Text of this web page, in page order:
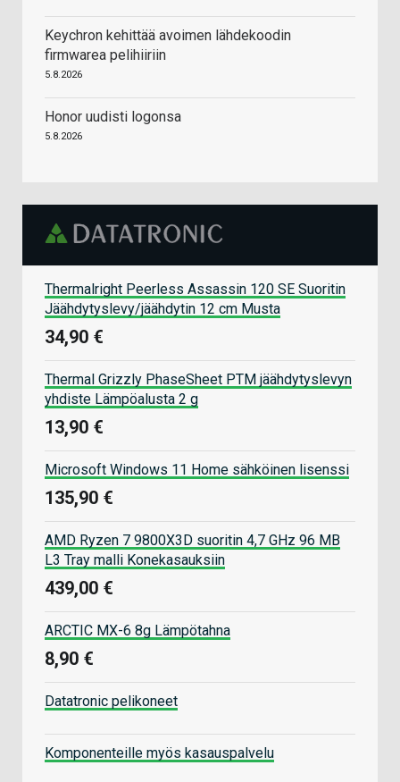
Keychron kehittää avoimen lähdekoodin
firmwarea pelihiiriin
5.8.2026
Honor uudisti logonsa
5.8.2026
Thermalright Peerless Assassin 120 SE Suoritin
Jäähdytyslevy/jäähdytin 12 cm Musta
34,90 €
Thermal Grizzly PhaseSheet PTM jäähdytyslevyn
yhdiste Lämpöalusta 2 g
13,90 €
Microsoft Windows 11 Home sähköinen lisenssi
135,90 €
AMD Ryzen 7 9800X3D suoritin 4,7 GHz 96 MB
L3 Tray malli Konekasauksiin
439,00 €
ARCTIC MX-6 8g Lämpötahna
8,90 €
Datatronic pelikoneet
Komponenteille myös kasauspalvelu